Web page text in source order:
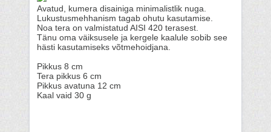
Avatud, kumera disainiga minimalistlik nuga.
Lukustusmehhanism tagab ohutu kasutamise.
Noa tera on valmistatud AISI 420 terasest.
Tänu oma väiksusele ja kergele kaalule sobib see
hästi kasutamiseks võtmehoidjana.
Pikkus 8 cm
Tera pikkus 6 cm
Pikkus avatuna 12 cm
Kaal vaid 30 g